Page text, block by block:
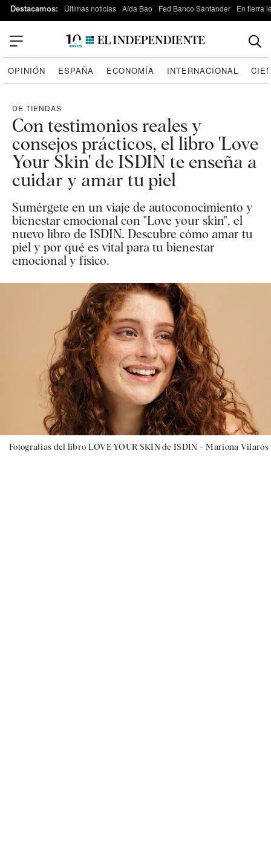
Destacamos: Últimas noticias Aída Bao Fed Banco Santander En tierra
OPINIÓN ESPAÑA ECONOMÍA INTERNACIONAL
DE TIENDAS
Con testimonios reales y
consejos prácticos, el libro 'Love
Your Skin' de ISDIN te enseña a
cuidar y amar tu piel
Sumérgete en un viaje de autoconocimiento y
bienestar emocional con "Love your skin", el
nuevo libro de ISDIN. Descubre cómo amar tu
piel y por qué es vital para tu bienestar
emocional y físico.
Fotografías del libro LOVE YOUR SKIN de ISDIN – Mariona Vilarós